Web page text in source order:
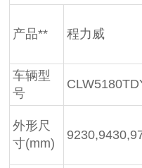
产品** 程力威
车辆型
号
外形尺
寸(mm)